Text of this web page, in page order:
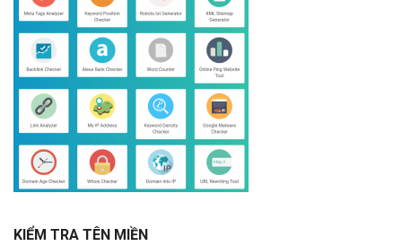
KIỂM TRA TÊN MIỀN